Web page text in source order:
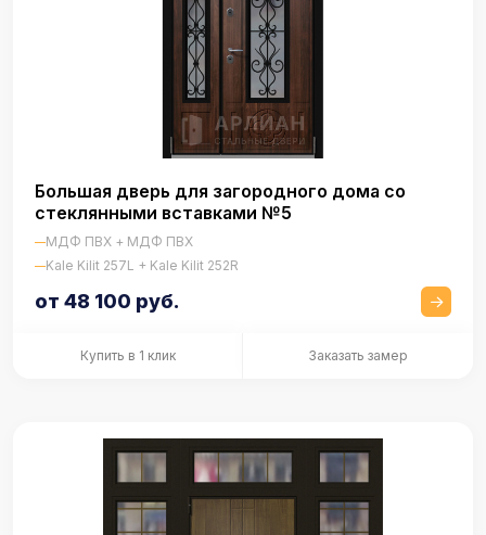
Большая дверь для загородного дома со
стеклянными вставками №5
МДФ ПВХ + МДФ ПВХ
Kale Kilit 257L + Kale Kilit 252R
от 48 100 руб.
Купить в 1 клик Заказать замер